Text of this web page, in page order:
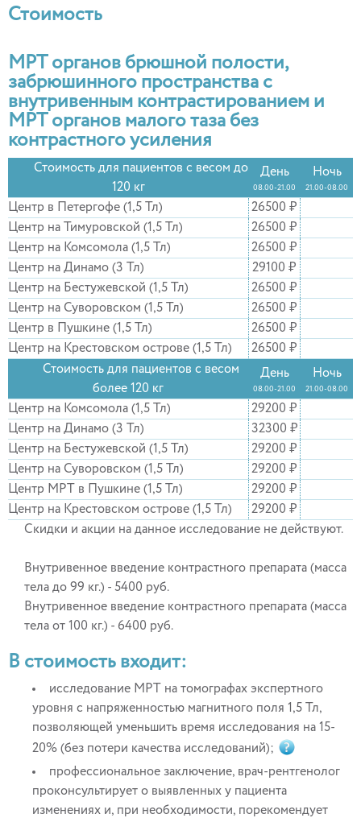
Стоимость
МРТ органов брюшной полости,
забрюшинного пространства с
внутривенным контрастированием и
МРТ органов малого таза без
контрастного усиления
Стоимость для пациентов с весом до
120 кг
День
08.00-21.00
Ночь
21.00-08.00
Центр в Петергофе (1,5 Тл)
26500 ₽
Центр на Тимуровской (1,5 Тл)
26500 ₽
Центр на Комсомола (1,5 Тл)
26500 ₽
Центр на Динамо (3 Тл)
29100 ₽
Центр на Бестужевской (1,5 Тл)
26500 ₽
Центр на Суворовском (1,5 Тл)
26500 ₽
Центр в Пушкине (1,5 Тл)
26500 ₽
Центр на Крестовском острове (1,5 Тл)
26500 ₽
Стоимость для пациентов с весом
более 120 кг
День
08.00-21.00
Ночь
21.00-08.00
Центр на Комсомола (1,5 Тл)
29200 ₽
Центр на Динамо (3 Тл)
32300 ₽
Центр на Бестужевской (1,5 Тл)
29200 ₽
Центр на Суворовском (1,5 Тл)
29200 ₽
Центр МРТ в Пушкине (1,5 Тл)
29200 ₽
Центр на Крестовском острове (1,5 Тл)
29200 ₽
Скидки и акции на данное исследование не действуют.
Внутривенное введение контрастного препарата (масса
тела до 99 кг.) - 5400 руб.
Внутривенное введение контрастного препарата (масса
тела от 100 кг.) - 6400 руб.
В стоимость входит:
исследование МРТ на томографах экспертного
уровня с напряженностью магнитного поля 1,5 Тл,
позволяющей уменьшить время исследования на 15-
20% (без потери качества исследований);
профессиональное заключение, врач-рентгенолог
проконсультирует о выявленных у пациента
изменениях и, при необходимости, порекомендует